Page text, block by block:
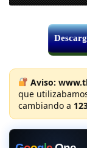
Aviso:
que
cambiando a